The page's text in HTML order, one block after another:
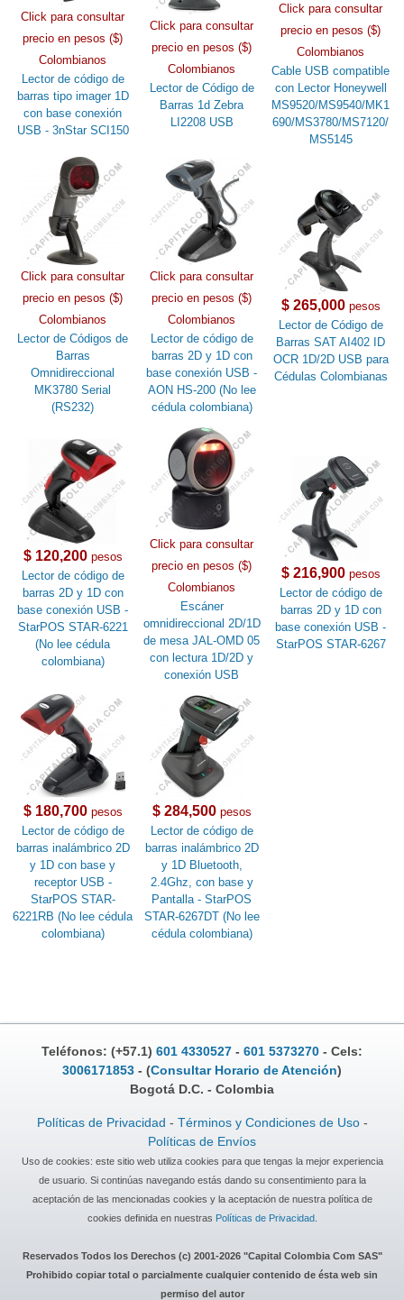
Click para consultar
precio en pesos ($)
Colombianos
Lector de código de
barras tipo imager 1D
con base conexión
USB - 3nStar SCI150
Click para consultar
precio en pesos ($)
Colombianos
Lector de Código de
Barras 1d Zebra
LI2208 USB
Click para consultar
precio en pesos ($)
Colombianos
Cable USB compatible
con Lector Honeywell
MS9520/MS9540/MK1
690/MS3780/MS7120/
MS5145
Click para consultar
precio en pesos ($)
Colombianos
Lector de Códigos de
Barras
Omnidireccional
MK3780 Serial
(RS232)
Click para consultar
precio en pesos ($)
Colombianos
Lector de código de
barras 2D y 1D con
base conexión USB -
AON HS-200 (No lee
cédula colombiana)
$ 265,000pesos
Lector de Código de
Barras SAT AI402 ID
OCR 1D/2D USB para
Cédulas Colombianas
$ 120,200pesos
Lector de código de
barras 2D y 1D con
base conexión USB -
StarPOS STAR-6221
(No lee cédula
colombiana)
Click para consultar
precio en pesos ($)
Colombianos
Escáner
omnidireccional 2D/1D
de mesa JAL-OMD 05
con lectura 1D/2D y
conexión USB
$ 216,900pesos
Lector de código de
barras 2D y 1D con
base conexión USB -
StarPOS STAR-6267
$ 180,700pesos
Lector de código de
barras inalámbrico 2D
y 1D con base y
receptor USB -
StarPOS STAR-
6221RB (No lee cédula
colombiana)
$ 284,500pesos
Lector de código de
barras inalámbrico 2D
y 1D Bluetooth,
2.4Ghz, con base y
Pantalla - StarPOS
STAR-6267DT (No lee
cédula colombiana)
Teléfonos: (+57.1) 601 4330527 - 601 5373270 - Cels:
3006171853 - (Consultar Horario de Atención)
Bogotá D.C. - Colombia
Políticas de Privacidad - Términos y Condiciones de Uso-
Políticas de Envíos
Uso de cookies: este sitio web utiliza cookies para que tengas la mejor experiencia
de usuario. Si continúas navegando estás dando su consentimiento para la
aceptación de las mencionadas cookies y la aceptación de nuestra política de
cookies definida en nuestras Políticas de Privacidad.
Reservados Todos los Derechos (c) 2001-2026 "Capital Colombia Com SAS"
Prohibido copiar total o parcialmente cualquier contenido de ésta web sin
permiso del autor